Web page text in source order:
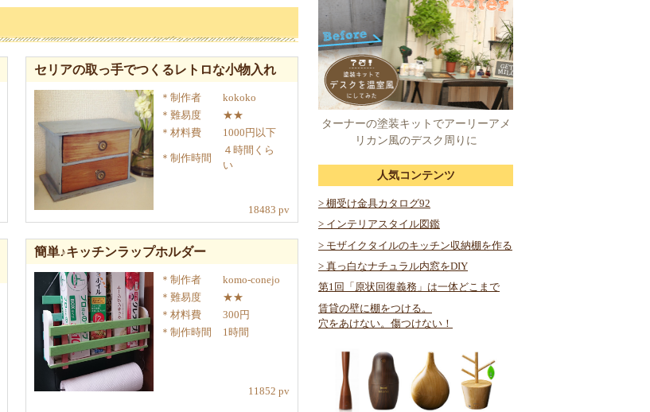
セリアの取っ手でつくるレトロな小物入れ
制作者
kokoko
難易度
★★
材料費
1000円以下
制作時間
４時間くら
い
18483 pv
簡単♪キッチンラップホルダー
制作者
komo-conejo
難易度
★★
材料費
300円
制作時間
1時間
11852 pv
ターナーの塗装キットでアーリーアメ
リカン風のデスク周りに
人気コンテンツ
> 棚受け金具カタログ92
> インテリアスタイル図鑑
> モザイクタイルのキッチン収納棚を作る
> 真っ白なナチュラル内窓をDIY
第1回「原状回復義務」は一体どこまで
賃貸の壁に棚をつける。
穴をあけない。傷つけない！